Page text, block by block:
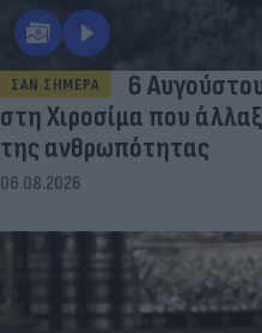
ΣΑΝ ΣΗΜΕΡΑ
6
στη Χιροσίμα που
της ανθρωπότητας
06.08.2026